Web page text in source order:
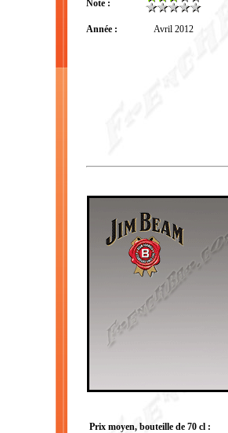
Note :
Année : Avril 2012
Prix moyen, bouteille de 70 cl :